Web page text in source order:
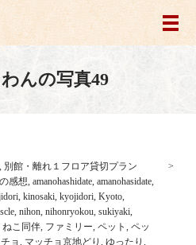
メ
んの写真49
, 別館・離れ１フロア貸切プラン
感想, amanohashidate, amanohasidate,
, kinosaki, kyojidori, Kyoto,
, nihon, nihonryokou, sukiyaki,
ねこ同伴, ファミリー, ペット , ペッ
ョ, マッチョ京地どり , ゆったり ,